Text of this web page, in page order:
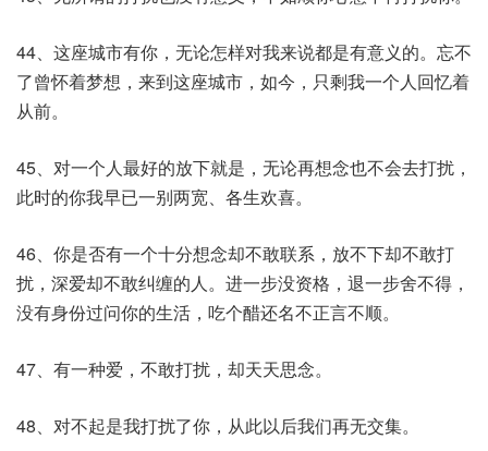
44、这座城市有你，无论怎样对我来说都是有意义的。忘不
了曾怀着梦想，来到这座城市，如今，只剩我一个人回忆着
从前。
45、对一个人最好的放下就是，无论再想念也不会去打扰，
此时的你我早已一别两宽、各生欢喜。
46、你是否有一个十分想念却不敢联系，放不下却不敢打
扰，深爱却不敢纠缠的人。进一步没资格，退一步舍不得，
没有身份过问你的生活，吃个醋还名不正言不顺。
47、有一种爱，不敢打扰，却天天思念。
48、对不起是我打扰了你，从此以后我们再无交集。